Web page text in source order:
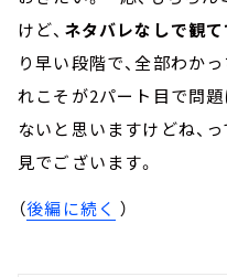
けど、 ネタバレなしで観て
り早い段階で、全部わか
れこそが2パート目で問
ないと思いますけどね、
見でございます。
（後編に続く ）